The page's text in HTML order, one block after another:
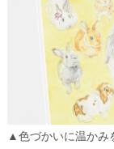
▲色づかいに温かみ